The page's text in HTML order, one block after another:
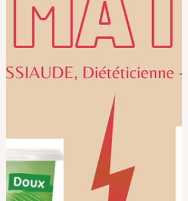
Parlons 𝐑𝐀𝐂𝐋𝐄𝐓𝐓𝐄 aujourd'hui ! C'est
de saison ! ❄ En séance, j'entends
beaucoup de culpabilité et de pression
autour de la raclette